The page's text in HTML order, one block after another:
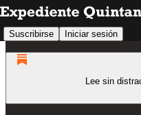
Suscribirse Iniciar sesión
Lee sin